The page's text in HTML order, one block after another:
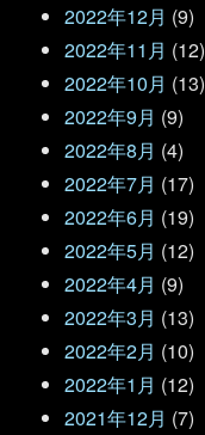
2022年12月 (9)
2022年11月 (12)
2022年10月 (13)
2022年9月 (9)
2022年8月 (4)
2022年7月 (17)
2022年6月 (19)
2022年5月 (12)
2022年4月 (9)
2022年3月 (13)
2022年2月 (10)
2022年1月 (12)
2021年12月 (7)